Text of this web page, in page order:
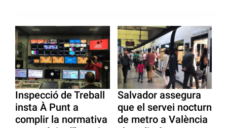
Inspecció de Treball
insta À Punt a
complir la normativa
Salvador assegura
que el servei nocturn
de metro a València